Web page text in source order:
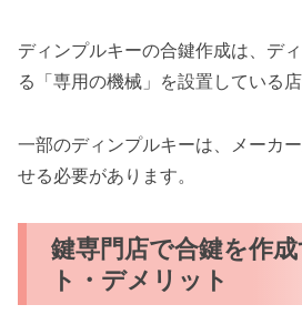
ディンプルキーの合鍵作成は、デ
る「専用の機械」を設置している店
一部のディンプルキーは、メーカ
せる必要があります。
鍵専門店で合鍵を作
ト・デメリット